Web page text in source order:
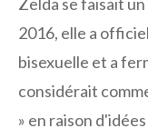
2016, elle a
bisexuelle et a
considérait
» en raison